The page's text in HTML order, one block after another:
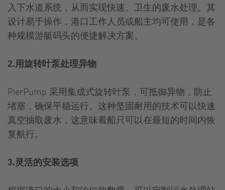
入下水道系统，从而实现快速、卫生的废水处理。其
设计易于操作，港口工作人员或船主均可使用，是各
种规模游艇码头的便捷解决方案。
2.用旋转叶泵处理异物
PierPump 采用集成式旋转叶泵，可抵御异物，防止
堵塞，确保平稳运行。这种坚固耐用的技术可以快速
真空抽取废水，这意味着船只可以在最短的时间内恢
复航行。
3.灵活的安装选项